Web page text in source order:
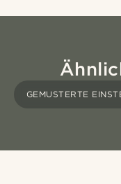
GEMUSTERTE